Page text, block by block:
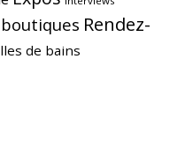
Rendez-
de bains